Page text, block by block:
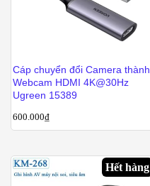
Cáp chuyển đổi Camera thành
Webcam HDMI 4K@30Hz
Ugreen 15389
600.000₫
Hết hàng